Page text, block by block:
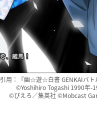
引用：『幽☆遊☆白書 GENKAIバト
©Yoshihiro Togashi 1990年
©ぴえろ／集英社 ©Mobcast